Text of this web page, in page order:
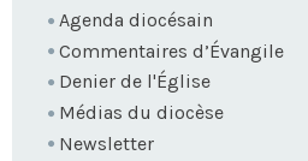
Agenda diocésain
Commentaires d’Évangile
Denier de l'Église
Médias du diocèse
Newsletter